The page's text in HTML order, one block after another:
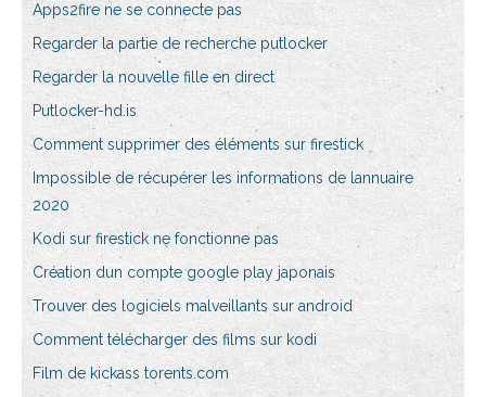
Apps2fire ne se connecte pas
Regarder la partie de recherche putlocker
Regarder la nouvelle fille en direct
Putlocker-hd.is
Comment supprimer des éléments sur firestick
Impossible de récupérer les informations de lannuaire
2020
Kodi sur firestick ne fonctionne pas
Création dun compte google play japonais
Trouver des logiciels malveillants sur android
Comment télécharger des films sur kodi
Film de kickass torents.com